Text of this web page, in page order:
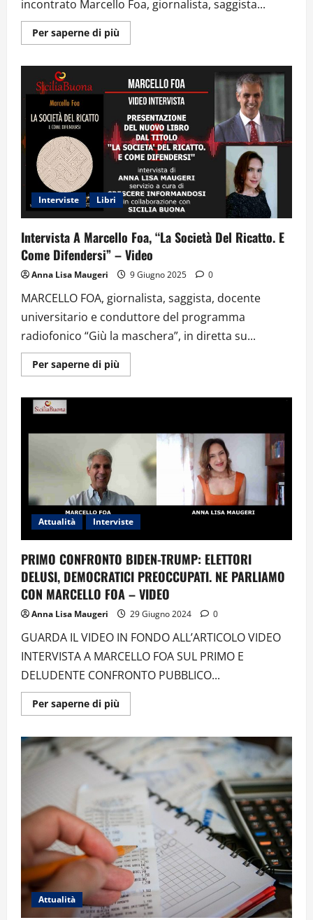
incontrato Marcello Foa, giornalista, saggista...
Per saperne di piùUlteriori
informazioni
STAMPA
E
GIORNALISMO
TRA
INTIMIDAZIONI
E
CENSURA:
INTERVISTA
MARCELLO
FOA
Interviste Libri
Intervista A Marcello Foa, “La Società Del Ricatto. E
Come Difendersi” – Video
Anna Lisa Maugeri 9 Giugno 2025 0
MARCELLO FOA, giornalista, saggista, docente
universitario e conduttore del programma
radiofonico “Giù la maschera”, in diretta su...
Per saperne di piùUlteriori
informazioni
“La
Società
Ricatto.
Come
Difendersi”
–
Video
Attualità Interviste
PRIMO CONFRONTO BIDEN-TRUMP: ELETTORI
DELUSI, DEMOCRATICI PREOCCUPATI. NE PARLIAMO
CON MARCELLO FOA – VIDEO
Anna Lisa Maugeri 29 Giugno 2024 0
GUARDA IL VIDEO IN FONDO ALL’ARTICOLO VIDEO
INTERVISTA A MARCELLO FOA SUL PRIMO E
DELUDENTE CONFRONTO PUBBLICO...
Per saperne di piùUlteriori
informazioni
CONFRONTO
BIDEN-
TRUMP:
ELETTORI
DELUSI,
DEMOCRATICI
PREOCCUPATI.
NE
CON
MARCELLO
FOA
–
VIDEO
Attualità